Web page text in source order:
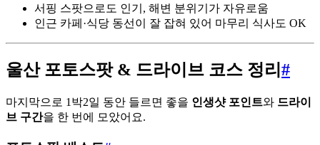
서핑 스팟으로도 인기, 해변 분위기가 자유로움
인근 카페·식당 동선이 잘 잡혀 있어 마무리 식사도 OK
울산 포토스팟 & 드라이브 코스 정리 #
마지막으로 1박2일 동안 들르면 좋을 인생샷 포인트와 드라이
브 구간을 한 번에 모았어요.